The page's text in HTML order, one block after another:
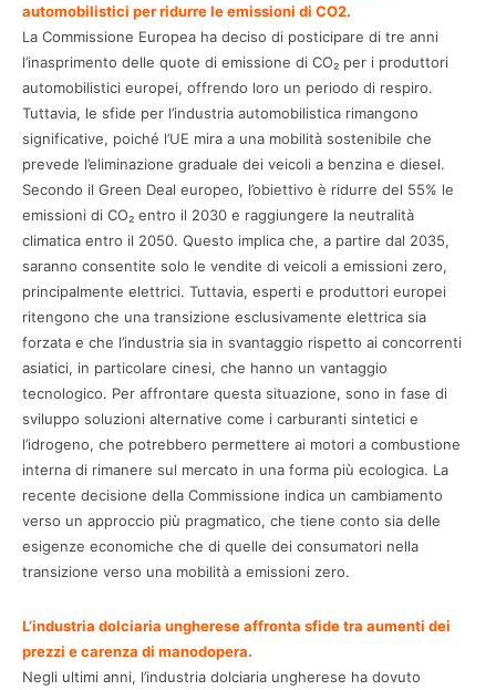
automobilistici per ridurre le emissioni di CO2.
La Commissione Europea ha deciso di posticipare di tre anni
l’inasprimento delle quote di emissione di CO₂ per i produttori
automobilistici europei, offrendo loro un periodo di respiro.
Tuttavia, le sfide per l’industria automobilistica rimangono
significative, poiché l’UE mira a una mobilità sostenibile che
prevede l’eliminazione graduale dei veicoli a benzina e diesel.
Secondo il Green Deal europeo, l’obiettivo è ridurre del 55% le
emissioni di CO₂ entro il 2030 e raggiungere la neutralità
climatica entro il 2050. Questo implica che, a partire dal 2035,
saranno consentite solo le vendite di veicoli a emissioni zero,
principalmente elettrici. Tuttavia, esperti e produttori europei
ritengono che una transizione esclusivamente elettrica sia
forzata e che l’industria sia in svantaggio rispetto ai concorrenti
asiatici, in particolare cinesi, che hanno un vantaggio
tecnologico. Per affrontare questa situazione, sono in fase di
sviluppo soluzioni alternative come i carburanti sintetici e
l’idrogeno, che potrebbero permettere ai motori a combustione
interna di rimanere sul mercato in una forma più ecologica. La
recente decisione della Commissione indica un cambiamento
verso un approccio più pragmatico, che tiene conto sia delle
esigenze economiche che di quelle dei consumatori nella
transizione verso una mobilità a emissioni zero.
L’industria dolciaria ungherese affronta sfide tra aumenti dei
prezzi e carenza di manodopera.
Negli ultimi anni, l’industria dolciaria ungherese ha dovuto